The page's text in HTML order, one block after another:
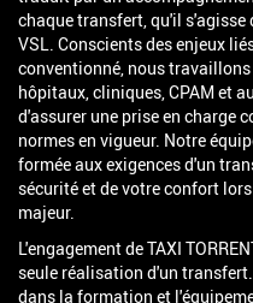
chaque transfert, qu'il s'agisse
VSL. Conscients des enjeux
conventionné, nous
hôpitaux, cliniques, CPAM et
d'assurer une prise en charge
normes en vigueur. Notre
formée aux exigences d'un
sécurité et de votre confort
majeur.
L'engagement de TAXI
seule réalisation d'un
dans la formation et